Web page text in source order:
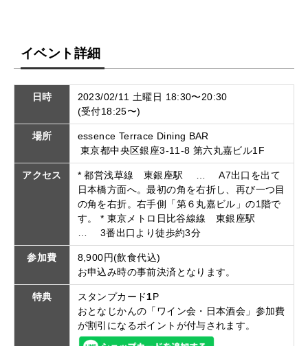
イベント詳細
日時
2023/02/11 土曜日 18:30〜20:30
(受付18:25〜)
場所
essence Terrace Dining BAR
東京都中央区銀座3-11-8 第六丸嘉ビル1F
アクセス
* 都営浅草線 東銀座駅 … A7出口を出て
日本橋方面へ。最初の角を右折し、再び一つ目
の角を右折。右手側「第６丸嘉ビル」の1階で
す。 * 東京メトロ日比谷線線 東銀座駅
… 3番出口より徒歩約3分
参加費
8,900円(飲食代込)
お申込み時の事前決済となります。
特典 スタンプカード1P
おとなじかんの「ワイン会・日本酒会」参加費
が割引になるポイントが付与されます。